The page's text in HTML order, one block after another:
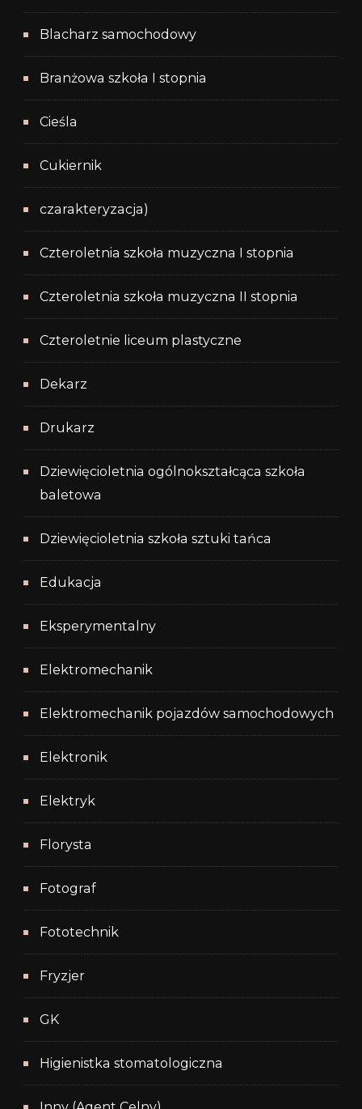
Blacharz samochodowy
Branżowa szkoła I stopnia
Cieśla
Cukiernik
czarakteryzacja)
Czteroletnia szkoła muzyczna I stopnia
Czteroletnia szkoła muzyczna II stopnia
Czteroletnie liceum plastyczne
Dekarz
Drukarz
Dziewięcioletnia ogólnokształcąca szkoła
baletowa
Dziewięcioletnia szkoła sztuki tańca
Edukacja
Eksperymentalny
Elektromechanik
Elektromechanik pojazdów samochodowych
Elektronik
Elektryk
Florysta
Fotograf
Fototechnik
Fryzjer
GK
Higienistka stomatologiczna